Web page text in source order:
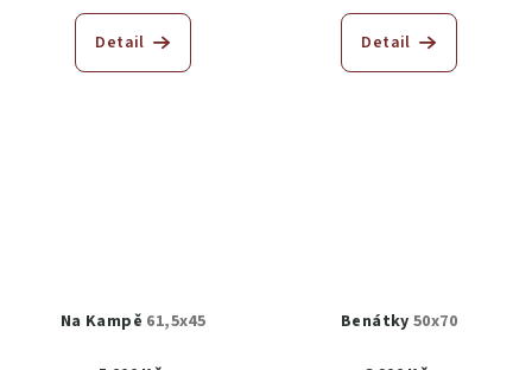
Detail Detail
Na Kampě 61,5x45 Benátky50x70